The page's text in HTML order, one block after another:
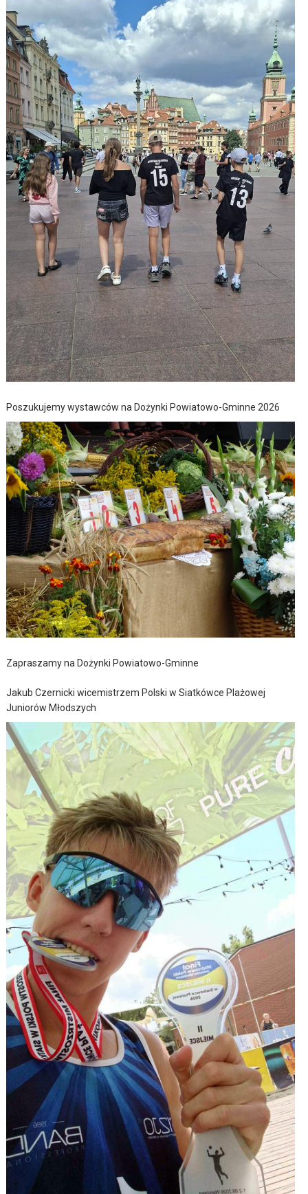
Poszukujemy wystawców na Dożynki Powiatowo-Gminne 2026
Zapraszamy na Dożynki Powiatowo-Gminne
Jakub Czernicki wicemistrzem Polski w Siatkówce Plażowej
Juniorów Młodszych